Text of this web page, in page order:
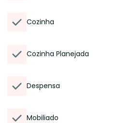
Cozinha
Cozinha Planejada
Despensa
Mobiliado